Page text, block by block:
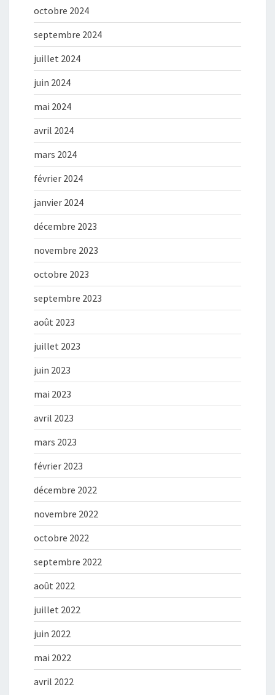
octobre 2024
septembre 2024
juillet 2024
juin 2024
mai 2024
avril 2024
mars 2024
février 2024
janvier 2024
décembre 2023
novembre 2023
octobre 2023
septembre 2023
août 2023
juillet 2023
juin 2023
mai 2023
avril 2023
mars 2023
février 2023
décembre 2022
novembre 2022
octobre 2022
septembre 2022
août 2022
juillet 2022
juin 2022
mai 2022
avril 2022